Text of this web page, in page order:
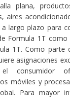
plana,
aires
largo plazo para
Formula 1T
1T. Como parte
asignaciones
consumidor
móviles y
Para mayor